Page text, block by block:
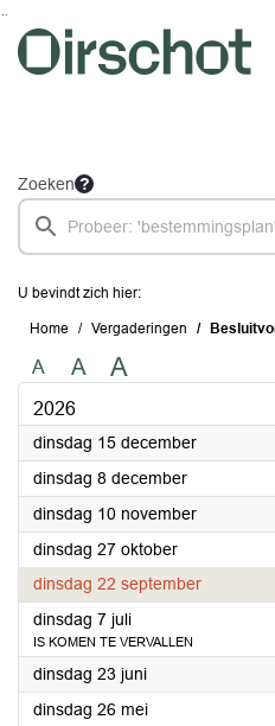
Ga naar de inhoud van deze pagina
Ga naar het zoeken
Ga naar het menu
Zoeken
U bevindt zich hier:
Home Vergaderingen
A A A
2026
dinsdag 15 december2026
dinsdag 8 december2026
dinsdag 10 november2026
dinsdag 27 oktober2026
dinsdag 22 september2026
dinsdag 7 juli2026
IS KOMEN TE VERVALLEN
dinsdag 23 juni2026
dinsdag 26 mei2026